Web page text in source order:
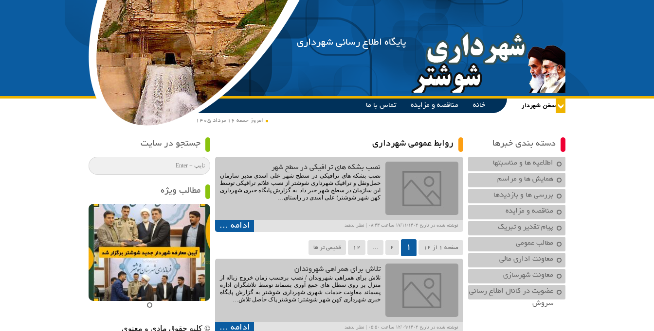
پایگاه اطلاع رسانی شهرداری
امروز جمعه ۱۶ مرداد ۱۴۰۵
خانه مناقصه و مزایده تماس با ما
دسته بندی خبرها
اطلاعیه ها و مناسبتها
همایش ها و مراسم
بررسی ها و بازدیدها
مناقصه و مزایده
پیام تقدیر و تبریک
مطالب عمومی
معاونت اداري مالي
معاونت شهرسازي
عضویت در کانال اطلاع رسانی
سروش
روابط عمومی شهرداری
نصب بشکه های ترافیکی در سطح شهر
نصب بشکه های ترافیکی در سطح شهر علی اسدی مدیر سازمان
حمل‌ونقل و ترافیک شهرداری شوشتر از نصب علائم ترافیکی توسط
این سازمان در سطح شهر خبر داد. به گزارش پایگاه خبری شهرداری
کهن شهر شوشتر؛ علی اسدی در راستای…
نوشته شده در تاریخ ۱۷/۱۱/۱۴۰۲ ساعت ۰۸:۴۳ | نظر بدهید ادامه ...
تلاش برای همراهی شهروندان
تلاش برای همراهی شهروندان / نصب برچسب زمان خروج زباله از
منزل بر روی سطل های جمع آوری پسماند توسط تلاشگران اداره
پسماند معاونت خدمات شهری شهرداری شوشتر به گزارش پایگاه
خبری شهرداری کهن شهر شوشتر؛ شوشتر پاک حاصل تلاش…
نوشته شده در تاریخ ۱۲/۰۹/۱۴۰۲ ساعت ۰۵:۵۰ | نظر بدهید ادامه ...
صفحه 1 از 12 1
2
…
12 قدیمی تر ها
جستجو در سایت
مطالب ویژه
© کلیه حقوق مادی و معنوی